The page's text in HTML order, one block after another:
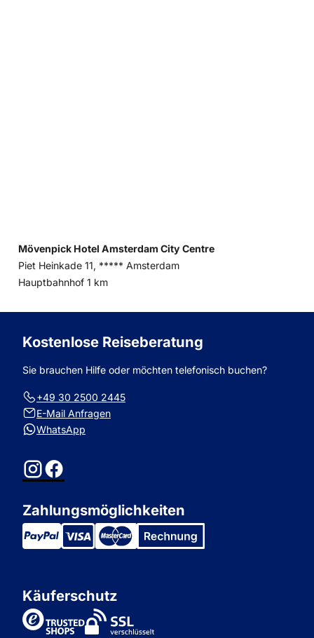
Mövenpick Hotel Amsterdam City Centre
Piet Heinkade 11, ***** Amsterdam
Entfernung
Hauptbahnhof 1 km
Kostenlose Reiseberatung
Sie brauchen Hilfe oder möchten telefonisch buchen?
+49 30 2500 2445
E-Mail Anfragen
WhatsApp
InstagramFacebook
Zahlungsmöglichkeiten
Käuferschutz
TrustedShops